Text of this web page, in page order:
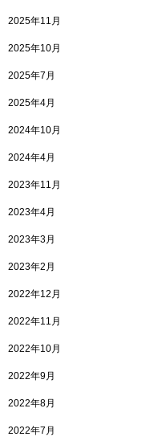
2025年11月
2025年10月
2025年7月
2025年4月
2024年10月
2024年4月
2023年11月
2023年4月
2023年3月
2023年2月
2022年12月
2022年11月
2022年10月
2022年9月
2022年8月
2022年7月